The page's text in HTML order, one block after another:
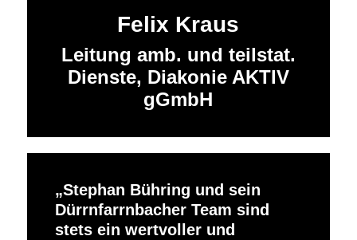
Felix Kraus
Leitung amb. und teilstat.
Dienste, Diakonie AKTIV
gGmbH
Stephan Bühring und sein
Dürrnfarrnbacher Team sind
stets ein wertvoller und